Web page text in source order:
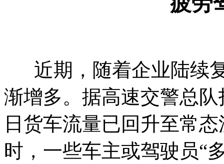
近期，随着企业陆续
渐增多。据高速交警总
日货车流量已回升至常态
时，一些车主或驾驶员“